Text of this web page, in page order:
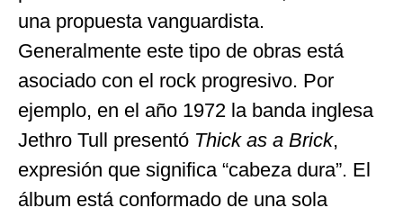
una propuesta vanguardista.
Generalmente este tipo de obras está
asociado con el rock progresivo. Por
ejemplo, en el año 1972 la banda inglesa
Jethro Tull presentó Thick as a Brick,
expresión que significa “cabeza dura”. El
álbum está conformado de una sola